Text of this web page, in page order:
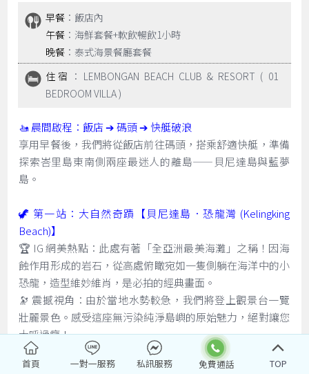
早餐 ：飯店內
午餐 ：海鮮套餐+軟飲暢飲1小時
晚餐 ：泰式海景餐廳套餐
住宿 ：LEMBONGAN BEACH CLUB & RESORT ( 01
BEDROOM VILLA )
🚤 晨間啟程：飯店 ➔ 碼頭 ➔ 快艇破浪
享用早餐後，我們將從飯店前往碼頭，搭乘舒適快艇，準備
探索峇里島東南側兩座最迷人的離島——貝尼達島與藍夢
島。
🦖 第一站：大自然奇蹟【貝尼達島．恐龍灣 (Kelingking
Beach)】
🏆 IG 網美熱點：此處有著「全亞洲最美海灘」之稱！因海
蝕作用形成的岩石，從高處俯瞰宛如一隻側躺在海洋中的小
恐龍，造型維妙維肖，是必拍的經典畫面。
🔭 震撼視角：由於當地水勢較急，我們將登上觀景台一覽
壯麗景色。感受這座無污染純淨島嶼的原始魅力，絕對讓您
大呼過癮！
🌴 第二站：下午前往【藍夢島 Lembongan Island】
首頁 一對一服務 私訊服務 TOP